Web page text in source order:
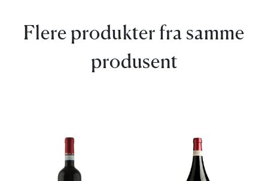
Flere produkter fra samme
produsent